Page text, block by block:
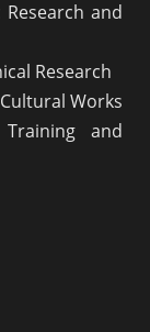
and
Research
Works
and